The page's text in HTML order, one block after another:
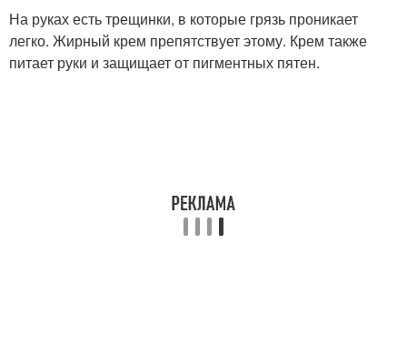
На руках есть трещинки, в которые грязь проникает
легко. Жирный крем препятствует этому. Крем также
питает руки и защищает от пигментных пятен.